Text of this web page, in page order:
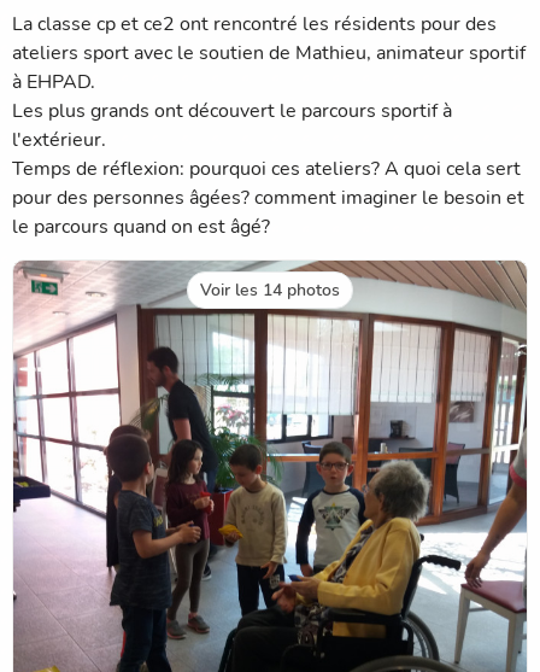
La classe cp et ce2 ont rencontré les résidents pour des
ateliers sport avec le soutien de Mathieu, animateur sportif
à EHPAD.
Les plus grands ont découvert le parcours sportif à
l'extérieur.
Temps de réflexion: pourquoi ces ateliers? A quoi cela sert
pour des personnes âgées? comment imaginer le besoin et
le parcours quand on est âgé?
Voir les 14 photos